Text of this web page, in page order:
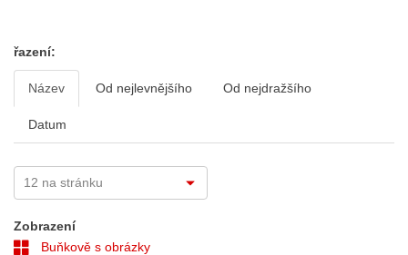
řazení:
Název Od nejlevnějšího Od nejdražšího
Datum
Zobrazení
Buňkově s obrázky